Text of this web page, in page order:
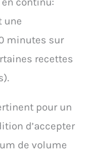
une
minutes sur
recettes
pour un
d’accepter
de volume